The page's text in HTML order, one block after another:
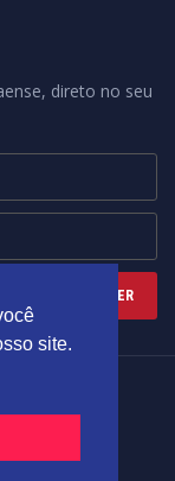
site.
direto no seu
02/12/1969